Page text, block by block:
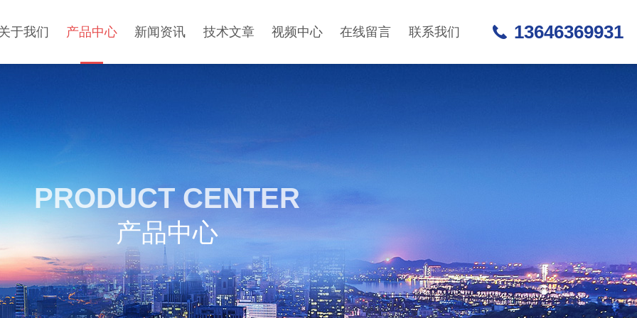
于我们 产品中心 新闻资讯 技术文章 视频中心 在线留言 联系我们 13646369931
PRODUCT CENTER
产品中心